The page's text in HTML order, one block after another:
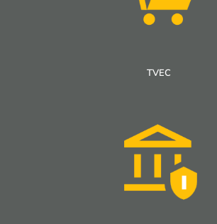
TVEC